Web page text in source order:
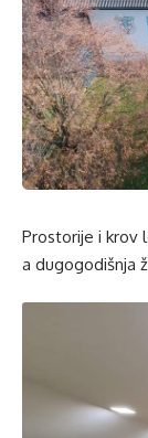
Prostorije i krov
a dugogodišnja